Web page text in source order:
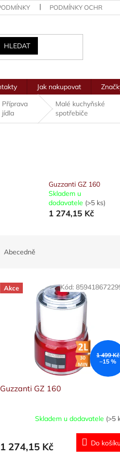
PODMÍNKY OCHRANY
HLEDAT
Jak nakupovat
Příprava
jídla
Malé kuchyňské
spotřebiče
Guzzanti GZ 160
Skladem u
dodavatele (>5 ks)
1 274,15 Kč
Abecedně
Akce
1 499 Kč
–15 %
Guzzanti GZ 160
Skladem u dodavatele (>5
1 274,15 Kč Do košíku
Kód: